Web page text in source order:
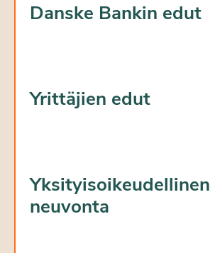
Danske Bankin edut
Yrittäjien edut
Yksityisoikeudellinen
neuvonta